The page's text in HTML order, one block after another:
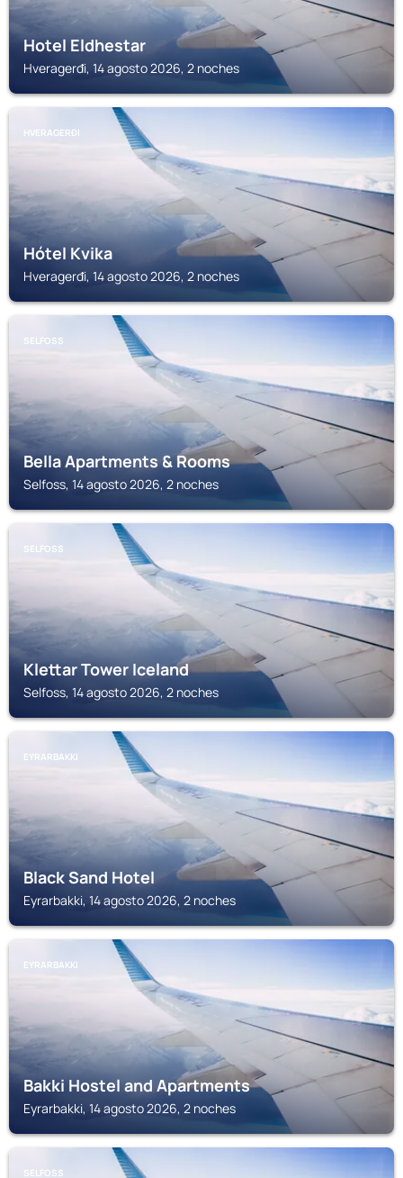
Hotel Eldhestar
Hveragerđi, 14 agosto 2026, 2 noches
HVERAGERĐI
Hótel Kvika
Hveragerđi, 14 agosto 2026, 2 noches
SELFOSS
Bella Apartments & Rooms
Selfoss, 14 agosto 2026, 2 noches
SELFOSS
Klettar Tower Iceland
Selfoss, 14 agosto 2026, 2 noches
EYRARBAKKI
Black Sand Hotel
Eyrarbakki, 14 agosto 2026, 2 noches
EYRARBAKKI
Bakki Hostel and Apartments
Eyrarbakki, 14 agosto 2026, 2 noches
SELFOSS